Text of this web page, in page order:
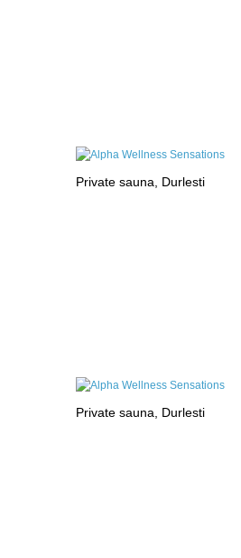
Private sauna, Durlesti
Private sauna, Durlesti